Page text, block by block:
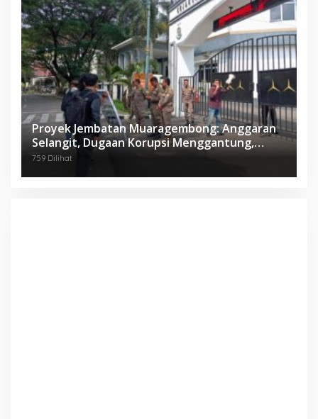
Proyek Jembatan Muaragembong: Anggaran
Selangit, Dugaan Korupsi Menggantung,
Mahasiswa Geruduk Kejari Bekasi!
759 Dilihat